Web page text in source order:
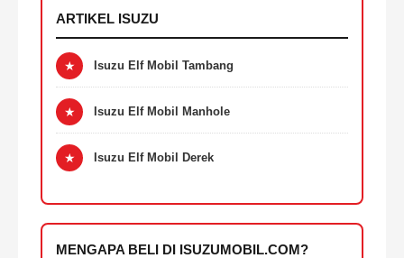
ARTIKEL ISUZU
★ Isuzu Elf Mobil Tambang
★ Isuzu Elf Mobil Manhole
★ Isuzu Elf Mobil Derek
MENGAPA BELI DI ISUZUMOBIL.COM?